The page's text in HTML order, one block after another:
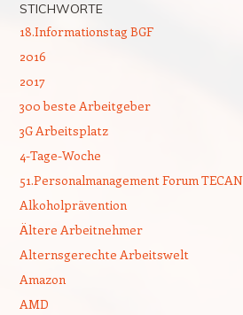
STICHWORTE
18.Informationstag BGF
2016
2017
300 beste Arbeitgeber
3G Arbeitsplatz
4-Tage-Woche
51.Personalmanagement Forum TECAN
Alkoholprävention
Ältere Arbeitnehmer
Alternsgerechte Arbeitswelt
Amazon
AMD